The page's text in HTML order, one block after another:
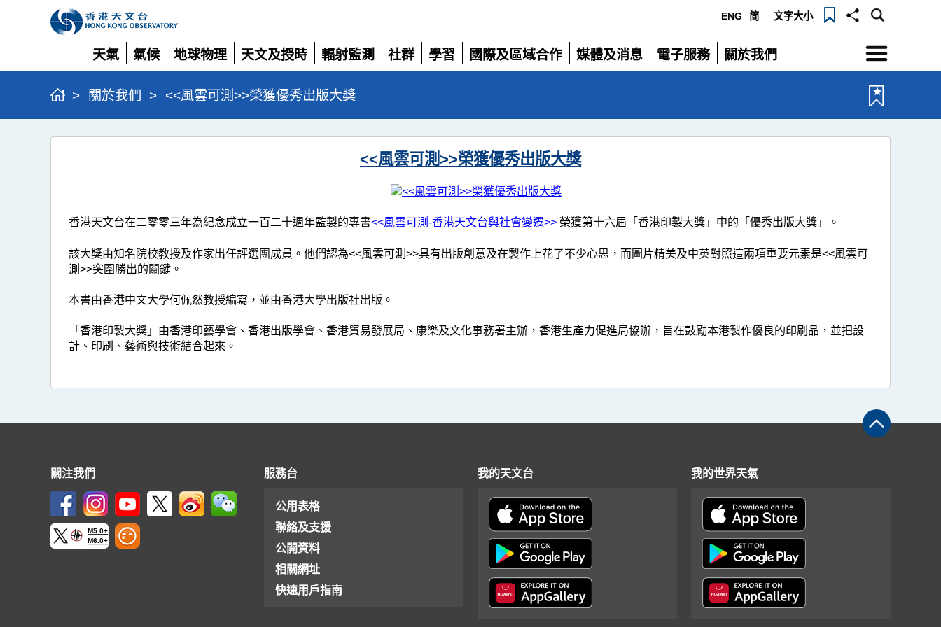
ENG 简 文字大小
天氣
展
開
氣候
展
開
地球物理
展
開
天文及授時
展
開
輻射監測
展
開
社群
展
學習
展
國際及區域合作
展
媒體及消息
展
電子服務
展
關於我們
展
選
單
> 關於我們 > <<風雲可測>>榮獲優秀出版大獎
<<
>>
榮
獲
秀
版
獎
<<風雲可測>>榮獲優秀出版大獎
香港天文台在二零零三年為紀念成立一百二十週年監製的專書<<風雲可測-香港天文台與社會變遷>> 榮獲第十六屆「香港印製大獎」中的「優秀出版大獎」。
該大獎由知名院校教授及作家出任評選團成員。他們認為<<風雲可測>>具有出版創意及在製作上花了不少心思，而圖片精美及中英對照這兩項重要元素是<<風雲可
測>>突圍勝出的關鍵。
本書由香港中文大學何佩然教授編寫，並由香港大學出版社出版。
「香港印製大獎」由香港印藝學會、香港出版學會、香港貿易發展局、康樂及文化事務署主辦，香港生產力促進局協辦，旨在鼓勵本港製作優良的印刷品，並把設
計、印刷、藝術與技術結合起來。
關注我們
M5.0+
M6.0+
服務台
公用表格
聯絡及支援
公開資料
相關網址
快速用戶指南
我的天文台 我的世界天氣